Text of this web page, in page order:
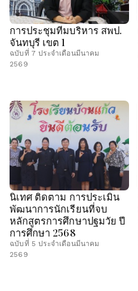
การประชุมทีมบริหาร สพป.
จันทบุรี เขต 1
ฉบับที่ 7 ประจำเดือนมีนาคม
2569
นิเทศ ติดตาม การประเมิน
พัฒนาการนักเรียนที่จบ
หลักสูตรการศึกษาปฐมวัย ปี
การศึกษา 2568
ฉบับที่ 5 ประจำเดือนมีนาคม
2569